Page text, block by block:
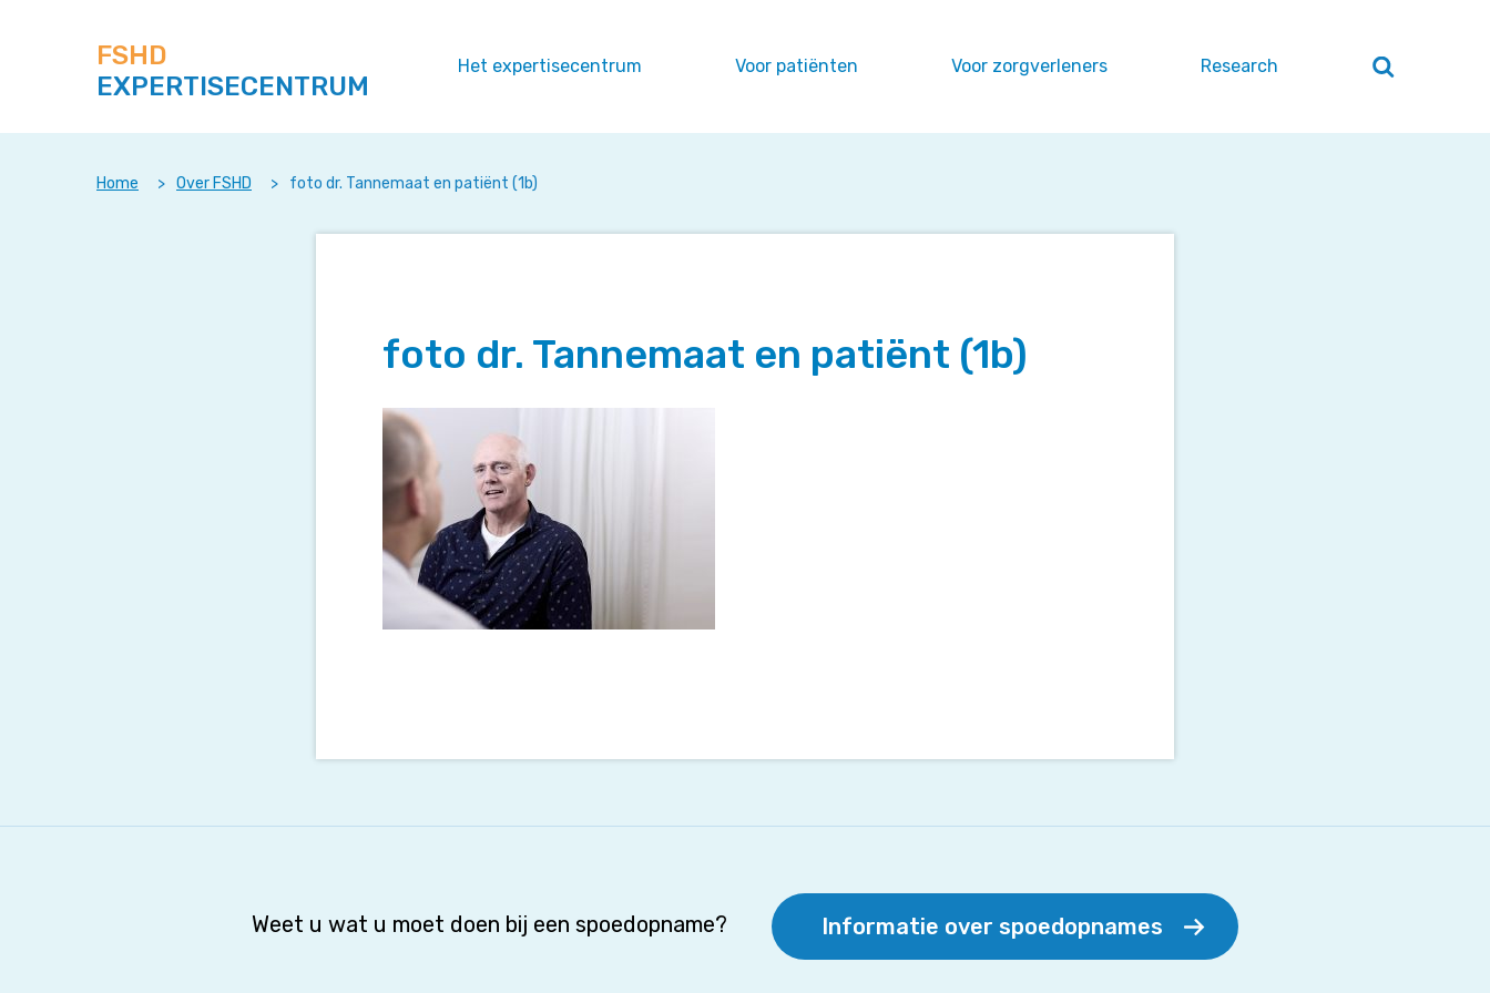
naar
content
deze
site
FSHD
EXPERTISECENTRUM
Het expertisecentrum Voor patiënten Voor zorgverleners Research Zoeken
sluiten
Home > Over FSHD > foto dr. Tannemaat en patiënt (1b)
foto dr. Tannemaat en patiënt (1b)
Weet u wat u moet doen bij een spoedopname? Informatie over spoedopnames